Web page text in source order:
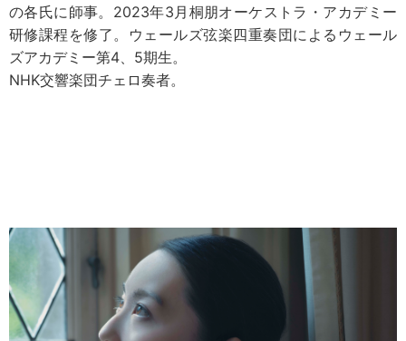
の各氏に師事。2023年3月桐朋オーケストラ・アカデミー
研修課程を修了。ウェールズ弦楽四重奏団によるウェール
ズアカデミー第4、5期生。
NHK交響楽団チェロ奏者。